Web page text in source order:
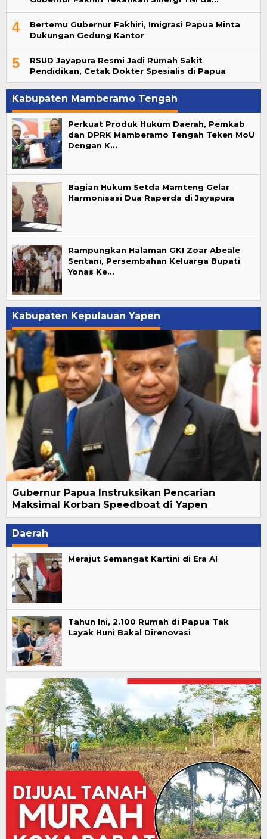
4
Bertemu Gubernur Fakhiri, Imigrasi Papua Minta
Dukungan Gedung Kantor
5
RSUD Jayapura Resmi Jadi Rumah Sakit
Pendidikan, Cetak Dokter Spesialis di Papua
Kabupaten Mamberamo Tengah
Perkuat Produk Hukum Daerah, Pemkab
dan DPRK Mamberamo Tengah Teken MoU
Dengan K…
Bagian Hukum Setda Mamteng Gelar
Harmonisasi Dua Raperda di Jayapura
Rampungkan Halaman GKI Zoar Abeale
Sentani, Persembahan Keluarga Bupati
Yonas Ke…
Kabupaten Kepulauan Yapen
Gubernur Papua Instruksikan Pencarian
Maksimal Korban Speedboat di Yapen
Daerah
Merajut Semangat Kartini di Era AI
Tahun Ini, 2.100 Rumah di Papua Tak
Layak Huni Bakal Direnovasi